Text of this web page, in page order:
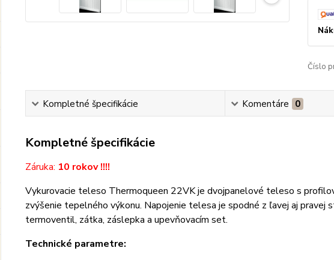
Číslo
Kompletné špecifikácie Komentáre 0
Kompletné špecifikácie
Záruka: 10 rokov !!!!
Vykurovacie teleso Thermoqueen 22VK je dvojpanelové teleso s
zvýšenie tepelného výkonu. Napojenie telesa je spodné z ľavej aj pravej
termoventil, zátka, záslepka a upevňovacím set.
Technické parametre: